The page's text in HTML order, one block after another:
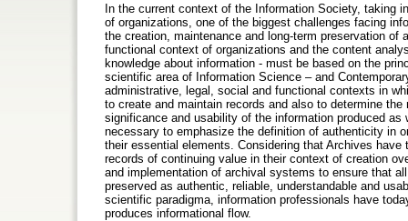
In the current context of the Information Society, taking
of organizations, one of the biggest challenges facing
the creation, maintenance and long-term preservation
functional context of organizations and the content
knowledge about information - must be based on the
scientific area of Information Science – and
administrative, legal, social and functional contexts in
to create and maintain records and also to determine
significance and usability of the information produced
necessary to emphasize the definition of authenticity in
their essential elements. Considering that Archives
records of continuing value in their context of creation
and implementation of archival systems to ensure that
preserved as authentic, reliable, understandable and
scientific paradigma, information professionals have
produces informational flow.